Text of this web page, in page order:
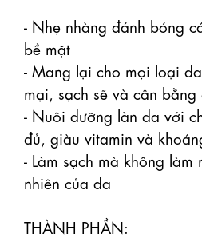
- Nhẹ nhàng đánh bóng
bề mặt
- Mang lại cho mọi loại
mại, sạch sẽ và cân bằng
- Nuôi dưỡng làn da với
đủ, giàu vitamin và
- Làm sạch mà không
nhiên của da
THÀNH PHẦN: